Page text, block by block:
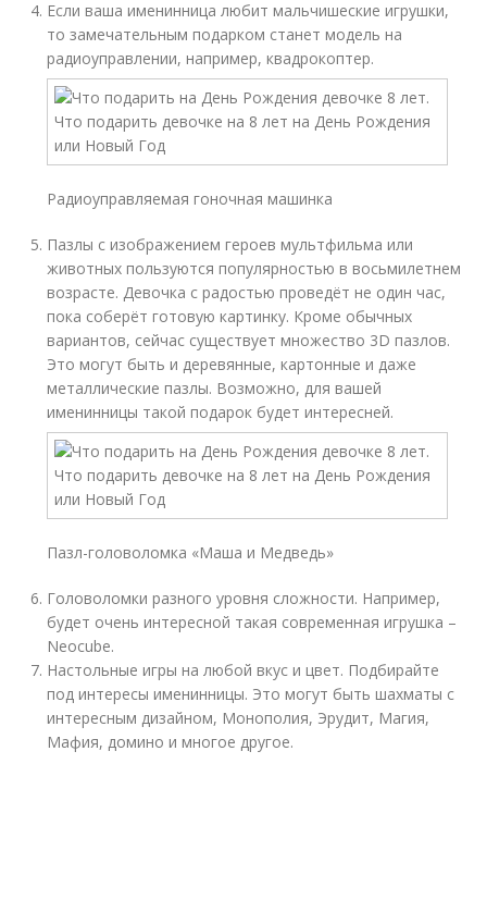
Если ваша именинница любит мальчишеские игрушки,
то замечательным подарком станет модель на
радиоуправлении, например, квадрокоптер.
Радиоуправляемая гоночная машинка
Пазлы с изображением героев мультфильма или
животных пользуются популярностью в восьмилетнем
возрасте. Девочка с радостью проведёт не один час,
пока соберёт готовую картинку. Кроме обычных
вариантов, сейчас существует множество 3D пазлов.
Это могут быть и деревянные, картонные и даже
металлические пазлы. Возможно, для вашей
именинницы такой подарок будет интересней.
Пазл-головоломка «Маша и Медведь»
Головоломки разного уровня сложности. Например,
будет очень интересной такая современная игрушка –
Neocube.
Настольные игры на любой вкус и цвет. Подбирайте
под интересы именинницы. Это могут быть шахматы с
интересным дизайном, Монополия, Эрудит, Магия,
Мафия, домино и многое другое.